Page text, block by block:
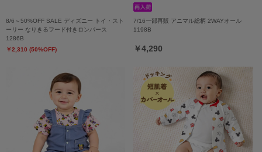
8/6～50%OFF SALE ディズニー トイ・スト
ーリー なりきるフード付きロンパース
1286B
￥2,310 (50%OFF)
7/16一部再販 アニマル総柄 2WAYオール
1198B
￥4,290